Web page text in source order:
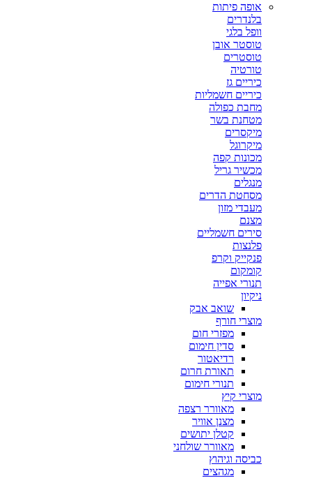
אופה פיתות
בלנדרים
וופל בלגי
טוסטר אובן
טוסטרים
טורטיה
כיריים גז
כיריים חשמליות
מחבת כפולה
מטחנת בשר
מיקסרים
מיקרוגל
מכונות קפה
מכשיר גריל
מנגלים
מסחטת הדרים
מעבדי מזון
מצנם
סירים חשמליים
פלנצות
פנקייק וקרפ
קומקום
תנורי אפייה
ניקיון
שואב אבק
מוצרי חורף
מפזרי חום
סדין חימום
רדיאטור
תאורת חרום
תנורי חימום
מוצרי קיץ
מאוורר רצפה
מצנן אוויר
קטלן יתושים
מאוורר שולחני
כביסה וגיהוץ
מגהצים